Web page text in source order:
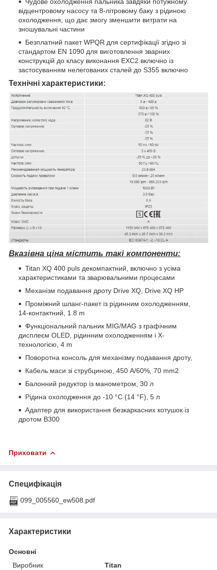
відцентровому насосу та 8-літровому баку з рідиною
охолодження, що дає змогу зменшити витрати на
зношувальні частини
Безплатний пакет WPQR для сертифікації згідно зі
стандартом EN 1090 для виготовлення зварних
конструкцій до класу виконання EXC2 включно із
застосуванням нелегованих сталей до S355 включно
Технічні характеристики:
Вказівна ціна містить такі компоненти:
Titan XQ 400 puls декомпактний, включно з усіма
характеристиками та зварювальними процесами
Механізм подавання дроту Drive XQ, Drive XQ HP
Проміжний шланг-пакет із рідинним охолодженням,
14-контактний, 1.8 m
Функціональний пальник MIG/MAG з графічним
дисплеєм OLED, рідинним охолодженням і X-
технологією, 4 m
Поворотна консоль для механізму подавання дроту,
Кабель маси зі струбциною, 450 A/60%, 70 mm2
Балонний редуктор із манометром, 30 л
Рідина охолодження до -10 °C (14 °F), 5 л
Адаптер для використання безкаркасних котушок із
дротом B300
Приховати
Специфікація
099_005560_ew508.pdf
Характеристики
Основні
Виробник
Titan